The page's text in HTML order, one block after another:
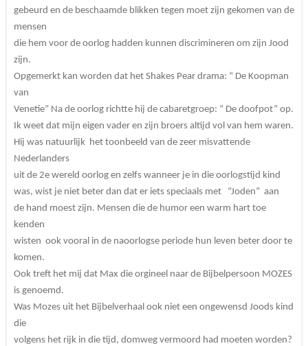
gebeurd en de beschaamde blikken tegen moet zijn gekomen van de
mensen
die hem voor de oorlog hadden kunnen discrimineren om zijn Jood
zijn.
Opgemerkt kan worden dat het Shakes Pear drama: “ De Koopman
van
Venetie” Na de oorlog richtte hij de cabaretgroep: “ De doofpot” op.
Ik weet dat mijn eigen vader en zijn broers altijd vol van hem waren.
Hij was natuurlijk het toonbeeld van de zeer misvattende
Nederlanders
uit de 2e wereld oorlog en zelfs wanneer je in die oorlogstijd kind
was, wist je niet beter dan dat er iets speciaals met “Joden” aan
de hand moest zijn. Mensen die de humor een warm hart toe
kenden
wisten ook vooral in de naoorlogse periode hun leven beter door te
komen.
Ook treft het mij dat Max die orgineel naar de Bijbelpersoon MOZES
is genoemd.
Was Mozes uit het Bijbelverhaal ook niet een ongewensd Joods kind
die
volgens het rijk in die tijd, domweg vermoord had moeten worden?